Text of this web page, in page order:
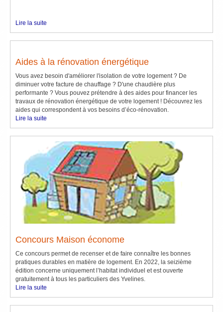
Lire la suite
Aides à la rénovation énergétique
Vous avez besoin d'améliorer l'isolation de votre logement ? De
diminuer votre facture de chauffage ? D'une chaudière plus
performante ? Vous pouvez prétendre à des aides pour financer les
travaux de rénovation énergétique de votre logement ! Découvrez les
aides qui correspondent à vos besoins d’éco-rénovation.
Lire la suite
Concours Maison économe
Ce concours permet de recenser et de faire connaître les bonnes
pratiques durables en matière de logement. En 2022, la seizième
édition concerne uniquement l’habitat individuel et est ouverte
gratuitement à tous les particuliers des Yvelines.
Lire la suite